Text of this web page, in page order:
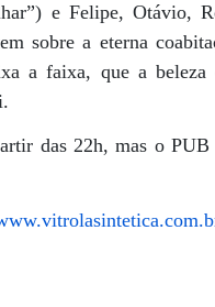
e Felipe, Otávio,
sobre a eterna
a faixa, que a
das 22h, mas o